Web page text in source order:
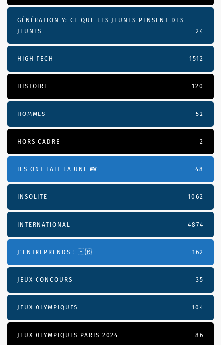
GÉNÉRATION Y: CE QUE LES JEUNES PENSENT DES
JEUNES
24
HIGH TECH 1512
HISTOIRE 120
HOMMES 52
HORS CADRE 2
ILS ONT FAIT LA UNE 📸 48
INSOLITE 1062
INTERNATIONAL 4874
J'ENTREPRENDS ! 🇫🇷 162
JEUX CONCOURS 35
JEUX OLYMPIQUES 104
JEUX OLYMPIQUES PARIS 2024 86